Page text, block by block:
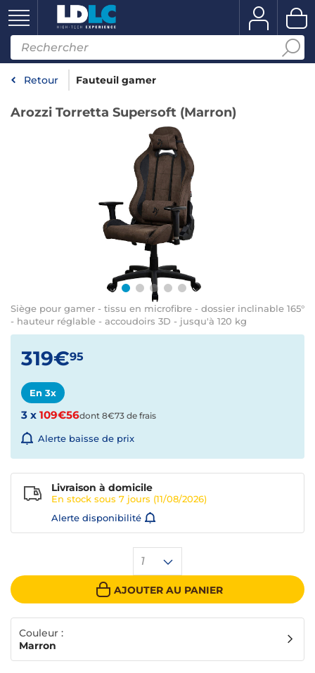
Retour Fauteuil gamer
Arozzi Torretta Supersoft (Marron)
Siège pour gamer - tissu en microfibre - dossier inclinable 165°
- hauteur réglable - accoudoirs 3D - jusqu'à 120 kg
319€95
En 3x
3 x 109€56dont 8€73 de frais
Alerte baisse de prix
1
AJOUTER AU PANIER
Livraison à domicile
En stock sous 7 jours (11/08/2026)
Alerte disponibilité
Couleur :
Marron